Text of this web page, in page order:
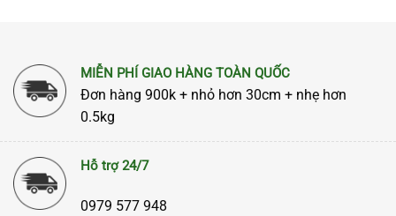
MIỄN PHÍ GIAO HÀNG TOÀN QUỐC
Đơn hàng 900k + nhỏ hơn 30cm + nhẹ hơn
0.5kg
Hỗ trợ 24/7
0979 577 948